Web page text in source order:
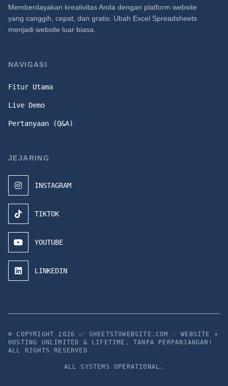
Memberdayakan kreativitas Anda dengan platform website
yang canggih, cepat, dan gratis. Ubah Excel Spreadsheets
menjadi website luar biasa.
NAVIGASI
Fitur Utama
Live Demo
Pertanyaan (Q&A)
JEJARING
INSTAGRAM
TIKTOK
YOUTUBE
LINKEDIN
© COPYRIGHT 2026✅ SHEETSTOWEBSITE.COM - WEBSITE +
HOSTING UNLIMITED & LIFETIME, TANPA PERPANJANGAN!
ALL RIGHTS RESERVED
ALL SYSTEMS OPERATIONAL.